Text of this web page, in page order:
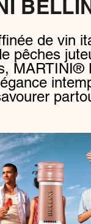
BELLINI
de vin
pêches
MARTINI®